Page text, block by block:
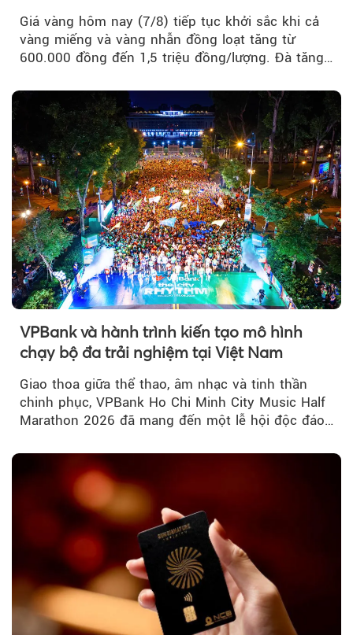
Giá vàng hôm nay (7/8) tiếp tục khởi sắc khi cả
vàng miếng và vàng nhẫn đồng loạt tăng từ
600.000 đồng đến 1,5 triệu đồng/lượng. Đà tăng
vàng thế giới bứt phá lên mức cao nhất trong
một tháng.
VPBank và hành trình kiến tạo mô hình
chạy bộ đa trải nghiệm tại Việt Nam
Giao thoa giữa thể thao, âm nhạc và tinh thần
chinh phục, VPBank Ho Chi Minh City Music Half
Marathon 2026 đã mang đến một lễ hội độc đáo